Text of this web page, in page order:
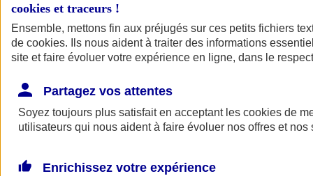
Épargne retraite professionnelle
cookies et traceurs !
Ensemble, mettons fin aux préjugés sur ces petits fichiers
de cookies. Ils nous aident à traiter des informations
site et faire évoluer votre expérience en ligne, dans le
Partagez vos attentes
Soyez toujours plus satisfait en acceptant les cookies de
utilisateurs qui nous aident à faire évoluer nos offres et nos
Enrichissez votre expérience